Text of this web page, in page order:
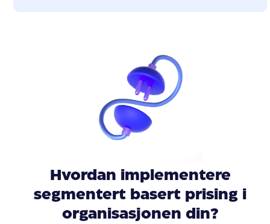
Hvordan implementere
segmentert basert prising i
organisasjonen din?